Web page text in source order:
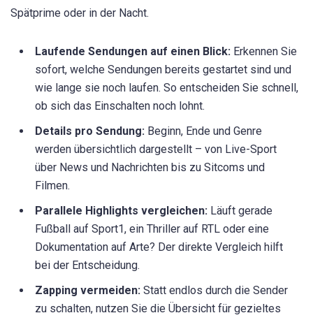
Spätprime oder in der Nacht.
Laufende Sendungen auf einen Blick: Erkennen Sie
sofort, welche Sendungen bereits gestartet sind und
wie lange sie noch laufen. So entscheiden Sie schnell,
ob sich das Einschalten noch lohnt.
Details pro Sendung: Beginn, Ende und Genre
werden übersichtlich dargestellt – von Live-Sport
über News und Nachrichten bis zu Sitcoms und
Filmen.
Parallele Highlights vergleichen: Läuft gerade
Fußball auf Sport1, ein Thriller auf RTL oder eine
Dokumentation auf Arte? Der direkte Vergleich hilft
bei der Entscheidung.
Zapping vermeiden: Statt endlos durch die Sender
zu schalten, nutzen Sie die Übersicht für gezieltes